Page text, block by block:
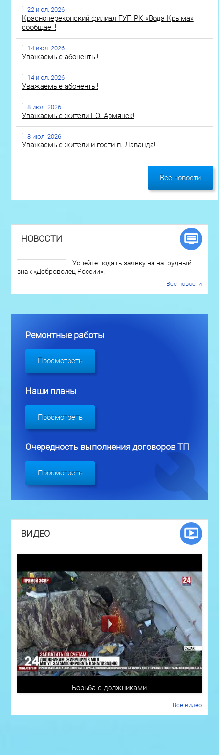
22 июл. 2026
Красноперекопский филиал ГУП РК «Вода Крыма»
сообщает!
14 июл. 2026
Уважаемые абоненты!
14 июл. 2026
Уважаемые абоненты!
8 июл. 2026
Уважаемые жители Г.О. Армянск!
8 июл. 2026
Уважаемые жители и гости п. Лаванда!
Все новости
НОВОСТИ
Успейте подать заявку на нагрудный
знак «Доброволец России»!
Все новости
Ремонтные работы
Просмотреть
Наши планы
Просмотреть
Очередность выполнения договоров ТП
Просмотреть
ВИДЕО
Борьба с должниками
Все видео